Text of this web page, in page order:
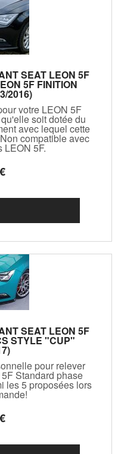
SEAT LEON 5F
5F FINITION
2016)
votre LEON 5F
soit dotée du
avec lequel cette
compatible avec
LEON 5F.
€
SEAT LEON 5F
STYLE "CUP"
pour relever
Standard phase
les 5 proposées lors
€